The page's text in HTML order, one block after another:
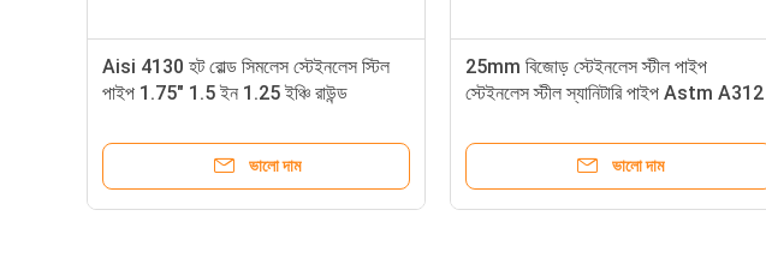
Aisi 4130 হট রোল্ড সিমলেস স্টেইনলেস স্টিল
পাইপ 1.75" 1.5 ইন 1.25 ইঞ্চি রাউন্ড
ভালো দাম
25mm বিজোড় স্টেইনলেস স্টীল পাইপ
স্টেইনলেস স্টীল স্যানিটারি পাইপ Astm A312
ভালো দাম